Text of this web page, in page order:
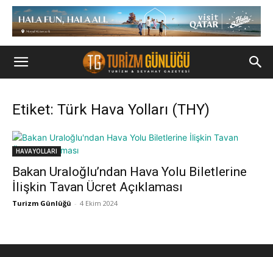
Etiket: Türk Hava Yolları (THY)
HAVAYOLLARI
Bakan Uraloğlu’ndan Hava Yolu Biletlerine
İlişkin Tavan Ücret Açıklaması
Turizm Günlüğü - 4 Ekim 2024